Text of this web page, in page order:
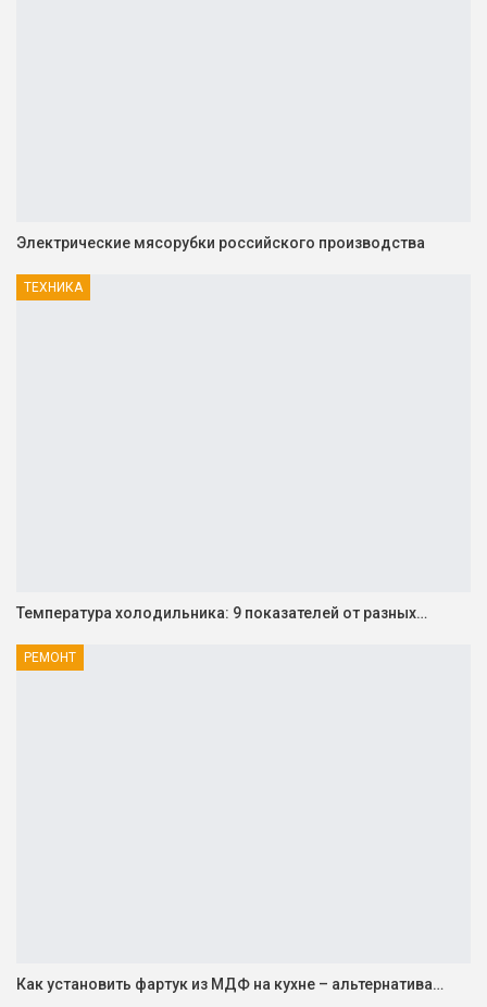
Электрические мясорубки российского производства
ТЕХНИКА
Температура холодильника: 9 показателей от разных…
РЕМОНТ
Как установить фартук из МДФ на кухне – альтернатива…